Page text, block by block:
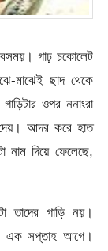
গাঢ় চকোলেট
মাঝেই ছাদ থেকে
ওপর ননাংরা
আদর করে হাত
নাম দিয়ে ফেলেছে,
তাদের গাড়ি নয়।
এক সপ্তাহ আগে।